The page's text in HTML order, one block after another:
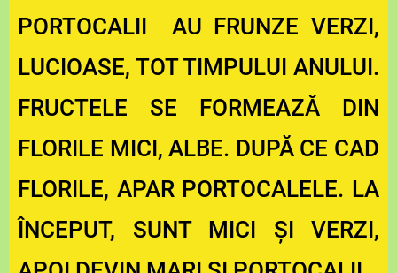
PORTOCALII AU FRUNZE VERZI,
LUCIOASE, TOT TIMPULUI ANULUI.
FRUCTELE SE FORMEAZĂ DIN
FLORILE MICI, ALBE. DUPĂ CE CAD
FLORILE, APAR PORTOCALELE. LA
ÎNCEPUT, SUNT MICI ȘI VERZI,